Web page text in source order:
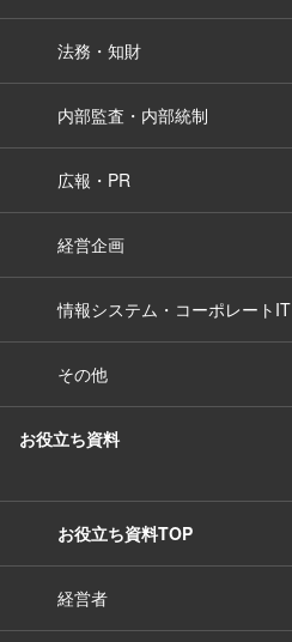
法務・知財
内部監査・内部統制
広報・PR
経営企画
情報システム・コーポレートIT
その他
お役立ち資料
お役立ち資料TOP
経営者